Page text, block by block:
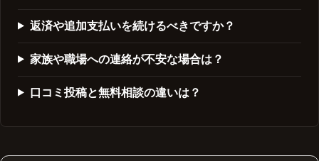
返済や追加支払いを続けるべきですか？
家族や職場への連絡が不安な場合は？
口コミ投稿と無料相談の違いは？